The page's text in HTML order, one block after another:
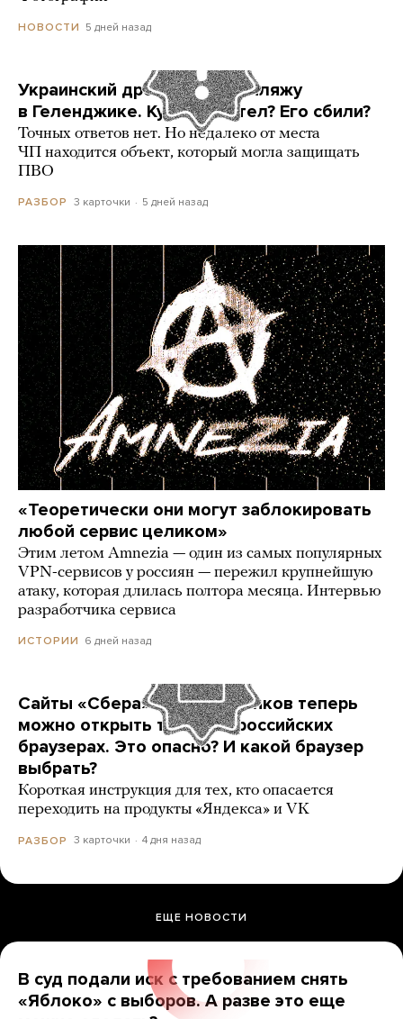
НОВОСТИ 5 дней назад
Украинский дрон попал по пляжу
в Геленджике. Куда он летел? Его сбили?
Точных ответов нет. Но недалеко от места
ЧП находится объект, который могла защищать
ПВО
РАЗБОР 3 карточки 5 дней назад
«Теоретически они могут заблокировать
любой сервис целиком»
Этим летом Amnezia — один из самых популярных
VPN-сервисов у россиян — пережил крупнейшую
атаку, которая длилась полтора месяца. Интервью
разработчика сервиса
ИСТОРИИ 6 дней назад
Сайты «Сбера» и других банков теперь
можно открыть только в российских
браузерах. Это опасно? И какой браузер
выбрать?
Короткая инструкция для тех, кто опасается
переходить на продукты «Яндекса» и VK
РАЗБОР 3 карточки 4 дня назад
ЕЩЕ НОВОСТИ
В суд подали иск с требованием снять
«Яблоко» с выборов. А разве это еще